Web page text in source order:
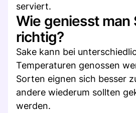
serviert.
Wie geniesst man
richtig?
Sake kann bei
Temperaturen genossen
Sorten eignen sich besser
andere wiederum sollten
werden.